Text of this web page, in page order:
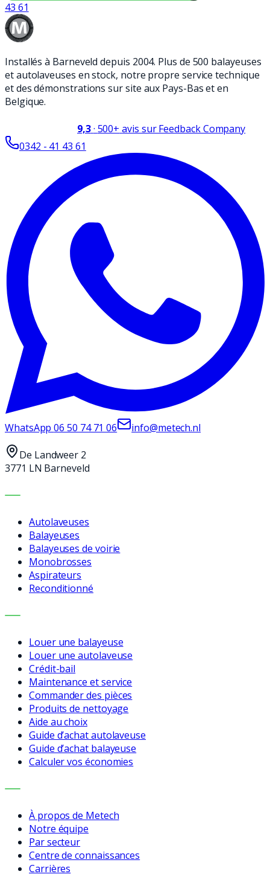
43 61
Installés à Barneveld depuis 2004. Plus de 500 balayeuses
et autolaveuses en stock, notre propre service technique
et des démonstrations sur site aux Pays-Bas et en
Belgique.
9,3· 500+ avis sur Feedback Company
0342 - 41 43 61
WhatsApp06 50 74 71 06 info@metech.nl
De Landweer 2
3771 LN Barneveld
MACHINES
Autolaveuses
Balayeuses
Balayeuses de voirie
Monobrosses
Aspirateurs
Reconditionné
SERVICES
Louer une balayeuse
Louer une autolaveuse
Crédit-bail
Maintenance et service
Commander des pièces
Produits de nettoyage
Aide au choix
Guide d’achat autolaveuse
Guide d’achat balayeuse
Calculer vos économies
ENTREPRISE
À propos de Metech
Notre équipe
Par secteur
Centre de connaissances
Carrières